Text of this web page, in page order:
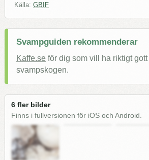
Källa: GBIF
Svampguiden rekommenderar
Kaffe.se för dig som vill ha riktigt
svampskogen.
6 fler bilder
Finns i fullversionen för iOS och Android.